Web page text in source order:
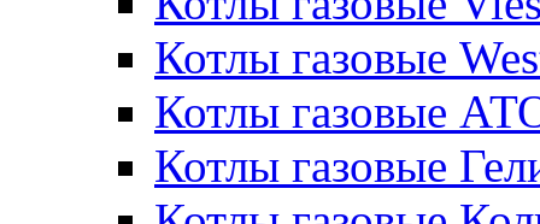
Котлы газовые
Котлы газовые
Котлы газовые